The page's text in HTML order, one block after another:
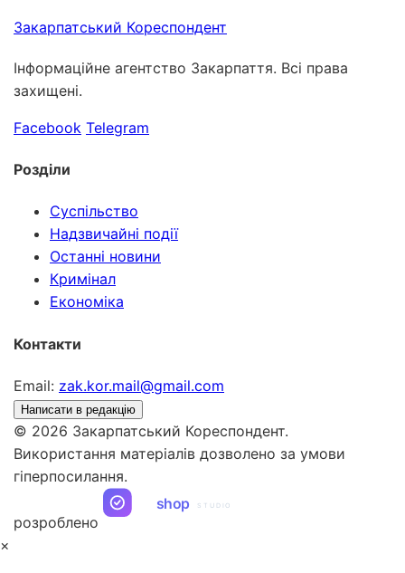
Закарпатський Кореспондент
Інформаційне агентство Закарпаття. Всі права
захищені.
Facebook Telegram
Розділи
Суспільство
Надзвичайні події
Останні новини
Кримінал
Економіка
Контакти
Email: zak.kor.mail@gmail.com
Написати в редакцію
© 2026 Закарпатський Кореспондент.
Використання матеріалів дозволено за умови
гіперпосилання.
розроблено
shop STUDIO
×